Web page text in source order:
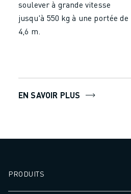
FANUC EN EUROPE
NOS SITES
REJOIGNEZ-NOUS
CONTACT
soulever à grande vitesse
jusqu'à 550 kg à une portée de
4,6 m.
EN SAVOIR PLUS
PRODUITS